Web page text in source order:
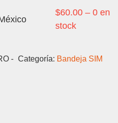
$60.00– 0 en
stock
- Categoría: Bandeja SIM